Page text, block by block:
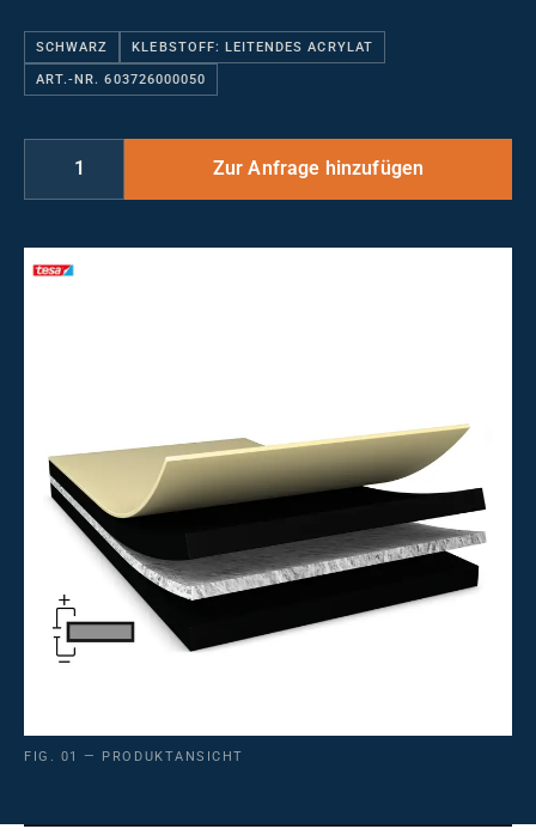
SCHWARZ KLEBSTOFF: LEITENDES ACRYLAT
ART.-NR. 603726000050
FIG. 01 — PRODUKTANSICHT